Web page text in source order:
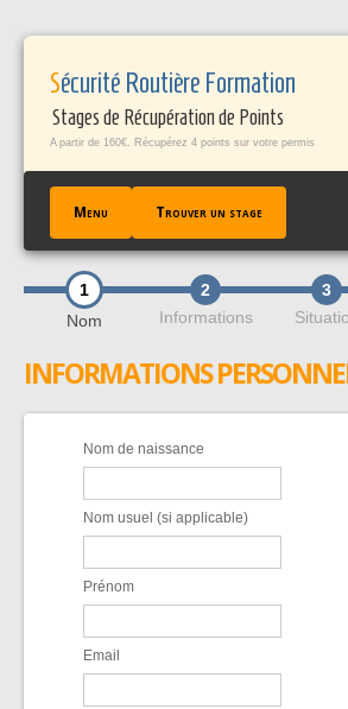
Sécurité Routière Formation
Stages de Récupération de Points
A partir de 160€. Récupérez 4 points sur votre permis
Menu Trouver un stage
ACCUEIL
TROUVER UN STAGE
TÉMOIGNAGES / FAQ
PROFESSIONNELS PÀP
1
Nom
2
Informations
3
INFORMATIONS
Nom de naissance
Nom usuel (si applicable)
Prénom
Email